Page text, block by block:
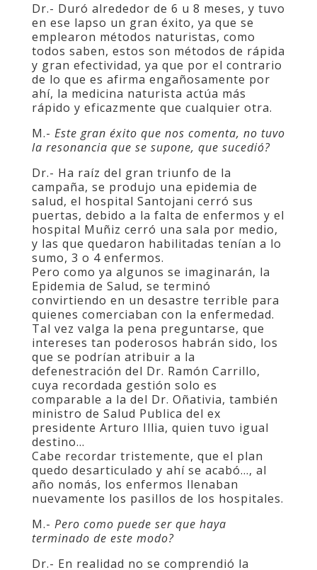
Dr.- Duró alrededor de 6 u 8 meses, y tuvo
en ese lapso un gran éxito, ya que se
emplearon métodos naturistas, como
todos saben, estos son métodos de rápida
y gran efectividad, ya que por el contrario
de lo que es afirma engañosamente por
ahí, la medicina naturista actúa más
rápido y eficazmente que cualquier otra.
M.- Este gran éxito que nos comenta, no tuvo
la resonancia que se supone, que sucedió?
Dr.- Ha raíz del gran triunfo de la
campaña, se produjo una epidemia de
salud, el hospital Santojani cerró sus
puertas, debido a la falta de enfermos y el
hospital Muñiz cerró una sala por medio,
y las que quedaron habilitadas tenían a lo
sumo, 3 o 4 enfermos.
Pero como ya algunos se imaginarán, la
Epidemia de Salud, se terminó
convirtiendo en un desastre terrible para
quienes comerciaban con la enfermedad.
Tal vez valga la pena preguntarse, que
intereses tan poderosos habrán sido, los
que se podrían atribuir a la
defenestración del Dr. Ramón Carrillo,
cuya recordada gestión solo es
comparable a la del Dr. Oñativia, también
ministro de Salud Publica del ex
presidente Arturo Illia, quien tuvo igual
destino…
Cabe recordar tristemente, que el plan
quedo desarticulado y ahí se acabó…, al
año nomás, los enfermos llenaban
nuevamente los pasillos de los hospitales.
M.- Pero como puede ser que haya
terminado de este modo?
Dr.- En realidad no se comprendió la